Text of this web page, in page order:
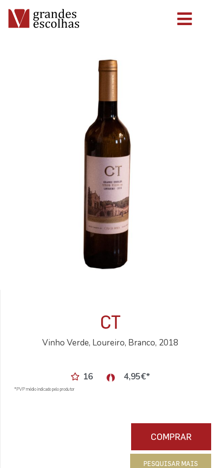
CT
Vinho Verde, Loureiro, Branco, 2018
16 4,95€*
*PVP médio indicado pelo produtor
COMPRAR
PESQUISAR MAIS